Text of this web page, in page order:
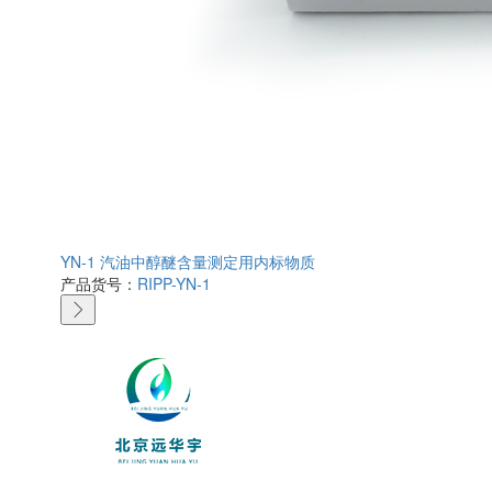
YN-1 汽油中醇醚含量测定用内标物质
产品货号： RIPP-YN-1